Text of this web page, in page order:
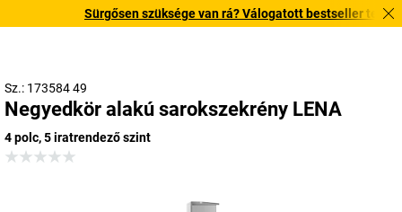
Sürgősen szüksége van rá? Válogatott bestseller
Sz.: 173584 49
Negyedkör alakú sarokszekrény LENA
4 polc, 5 iratrendező szint